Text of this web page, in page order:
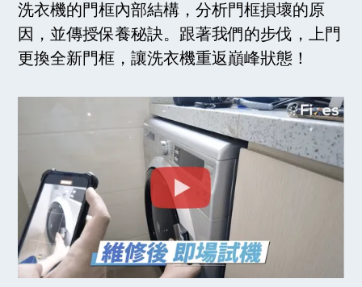
洗衣機的門框內部結構，分析門框損壞的原
因，並傳授保養秘訣。跟著我們的步伐，上門
更換全新門框，讓洗衣機重返巔峰狀態！